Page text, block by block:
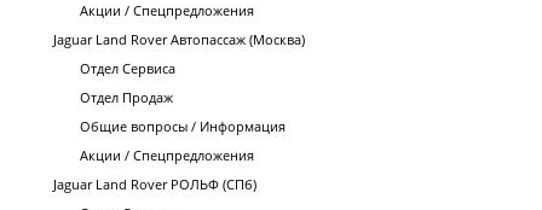
Акции / Спецпредложения
Jaguar Land Rover Автопассаж (Москва)
Отдел Сервиса
Отдел Продаж
Общие вопросы / Информация
Акции / Спецпредложения
Jaguar Land Rover РОЛЬФ (СПб)